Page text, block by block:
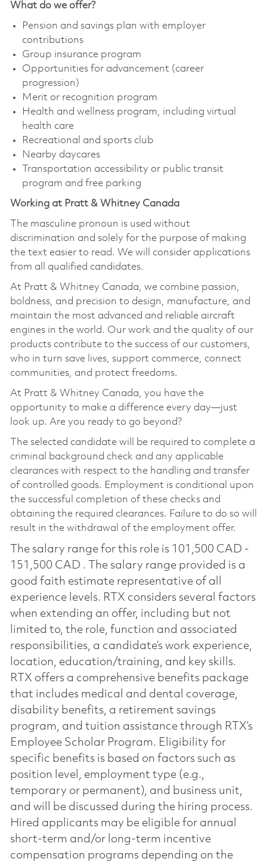
What do we offer?
Pension and savings plan with employer
contributions
Group insurance program
Opportunities for advancement (career
progression)
Merit or recognition program
Health and wellness program, including virtual
health care
Recreational and sports club
Nearby daycares
Transportation accessibility or public transit
program and free parking
Working at Pratt & Whitney Canada
The masculine pronoun is used without
discrimination and solely for the purpose of making
the text easier to read. We will consider applications
from all qualified candidates.
At Pratt & Whitney Canada, we combine passion,
boldness, and precision to design, manufacture, and
maintain the most advanced and reliable aircraft
engines in the world. Our work and the quality of our
products contribute to the success of our customers,
who in turn save lives, support commerce, connect
communities, and protect freedoms.
At Pratt & Whitney Canada, you have the
opportunity to make a difference every day—just
look up. Are you ready to go beyond?
The selected candidate will be required to complete a
criminal background check and any applicable
clearances with respect to the handling and transfer
of controlled goods. Employment is conditional upon
the successful completion of these checks and
obtaining the required clearances. Failure to do so will
result in the withdrawal of the employment offer.
The salary range for this role is 101,500 CAD -
151,500 CAD . The salary range provided is a
good faith estimate representative of all
experience levels. RTX considers several factors
when extending an offer, including but not
limited to, the role, function and associated
responsibilities, a candidate’s work experience,
location, education/training, and key skills.
RTX offers a comprehensive benefits package
that includes medical and dental coverage,
disability benefits, a retirement savings
program, and tuition assistance through RTX’s
Employee Scholar Program. Eligibility for
specific benefits is based on factors such as
position level, employment type (e.g.,
temporary or permanent), and business unit,
and will be discussed during the hiring process.
Hired applicants may be eligible for annual
short-term and/or long-term incentive
compensation programs depending on the